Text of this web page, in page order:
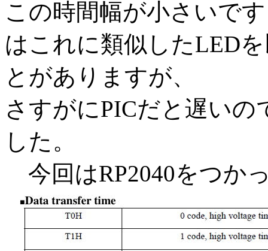
この時間幅が小さいで
はこれに類似したLED
とがありますが、
さすがにPICだと遅い
した。
今回はRP2040をつか